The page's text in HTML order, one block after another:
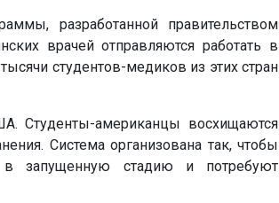
разработанной правительством
врачей отправляются работать в
студентов-медиков из этих стран
Студенты-американцы восхищаются
Система организована так, чтобы
запущенную стадию и потребуют